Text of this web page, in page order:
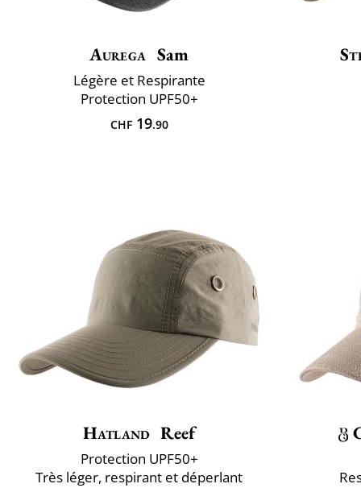
Aurega Sam
Légère et Respirante
Protection UPF50+
CHF19.90
Hatland Reef
Protection UPF50+
Très léger, respirant et déperlant